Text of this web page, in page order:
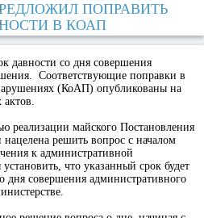
ПОПРАВИТЬ
В КОАП
давности со дня совершения
Соответствующие поправки в
(КоАП) опубликованы на
актов.
реализации майского Постановления
решить вопрос с началом
к административной
что указанный срок будет
дня совершения административного